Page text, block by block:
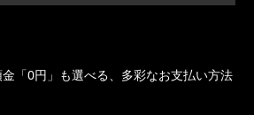
「0円」も選べる、多彩なお支払い方法